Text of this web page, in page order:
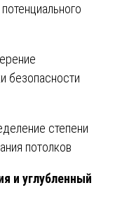
безопасности
степени
потолков
и углубленный